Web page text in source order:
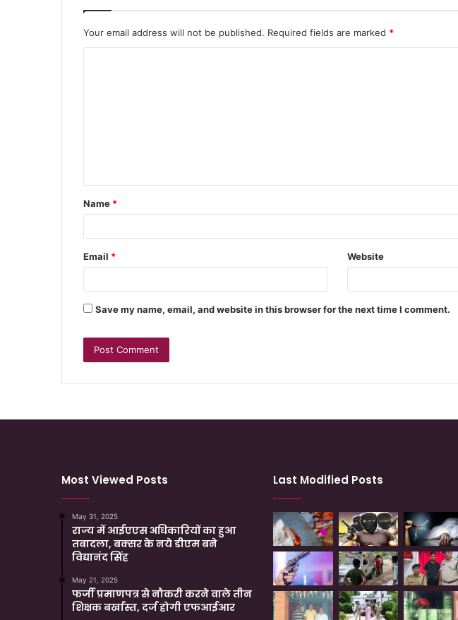
Your email address will not be published. Required fields are marked *
Name *
Email * Website
Save my name, email, and website in this browser for the next time I comment.
Most Viewed Posts
May 31, 2025
राज्य में आईएएस अधिकारियों का हुआ
तबादला, बक्सर के नये डीएम बने
विद्यानंद सिंह
May 21, 2025
फर्जी प्रमाणपत्र से नौकरी करने वाले तीन
शिक्षक बर्खास्त, दर्ज होगी एफआईआर
Last Modified Posts